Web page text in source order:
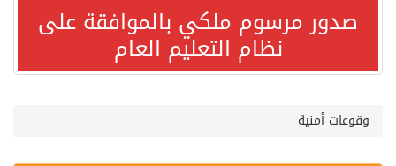
صدور مرسوم ملكي بالموافقة على
نظام التعليم العام
وقوعات أمنية